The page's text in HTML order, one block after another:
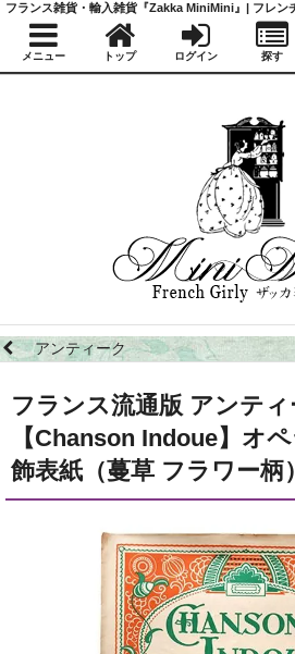
アンティーク
フランス流通版 アンテ
【Chanson Indoue】オ
飾表紙（蔓草 フラワー柄）
メニュー トップ ログイン 探す